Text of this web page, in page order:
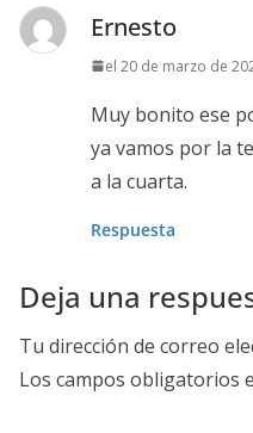
Ernesto
el 20 de marzo de
Muy bonito ese
ya vamos por la
a la cuarta.
Respuesta
Deja una
Tu dirección de correo
Los campos obligatorios